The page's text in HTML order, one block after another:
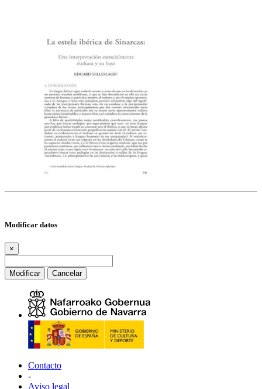
Modificar datos
×
Modificar Cancelar
Contacto
-
Aviso legal